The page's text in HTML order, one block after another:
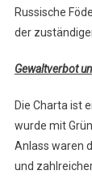
Russische
der
Gewaltverbot
Die Charta ist
wurde mit
Anlass waren
und